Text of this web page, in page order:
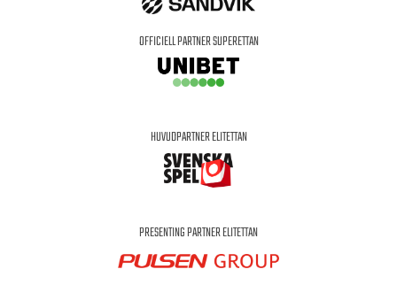
OFFICIELL PARTNER SUPERETTAN
HUVUDPARTNER ELITETTAN
PRESENTING PARTNER ELITETTAN